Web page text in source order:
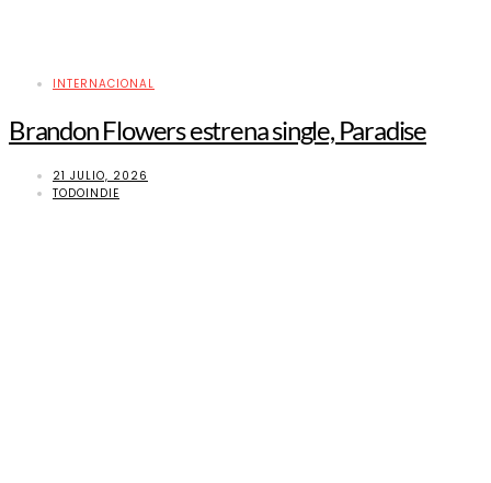
INTERNACIONAL
Brandon Flowers estrena single, Paradise
21 JULIO, 2026
TODOINDIE